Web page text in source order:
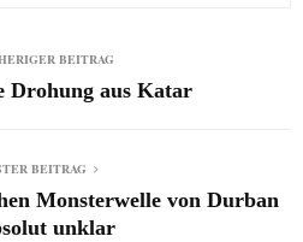
BEITRAG
Drohung aus Katar
BEITRAG
Monsterwelle von Durban
unklar